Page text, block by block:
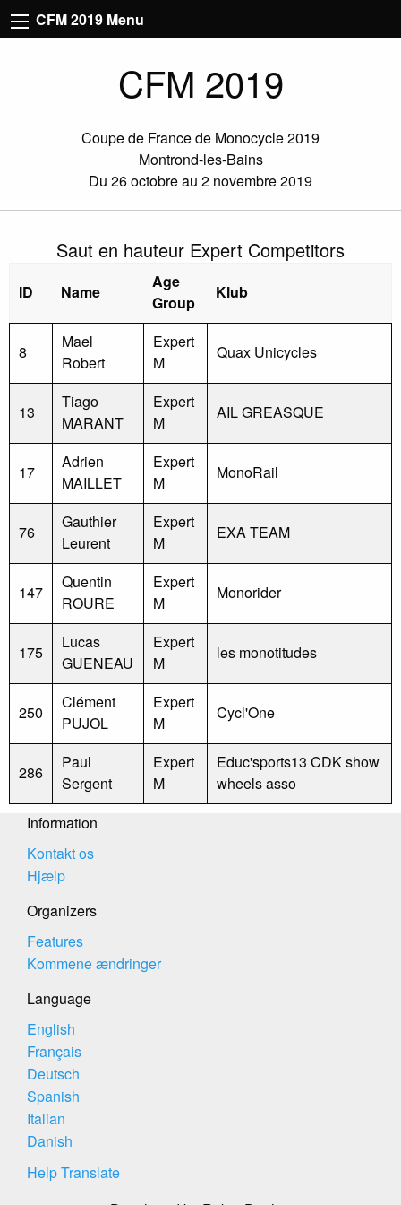
CFM 2019 Menu
CFM 2019
Coupe de France de Monocycle 2019
Montrond-les-Bains
Du 26 octobre au 2 novembre 2019
Saut en hauteur Expert Competitors
ID Name
Age
Group
Klub
8
Mael
Robert
Expert
M
Quax Unicycles
13
Tiago
MARANT
Expert
M
AIL GREASQUE
17
Adrien
MAILLET
Expert
M
MonoRail
76
Gauthier
Leurent
Expert
M
EXA TEAM
147
Quentin
ROURE
Expert
M
Monorider
175
Lucas
GUENEAU
Expert
M
les monotitudes
250
Clément
PUJOL
Expert
M
Cycl'One
286
Paul
Sergent
Expert
M
Educ'sports13 CDK show
wheels asso
Information
Kontakt os
Hjælp
Organizers
Features
Kommene ændringer
Language
English
Français
Deutsch
Spanish
Italian
Danish
Help Translate